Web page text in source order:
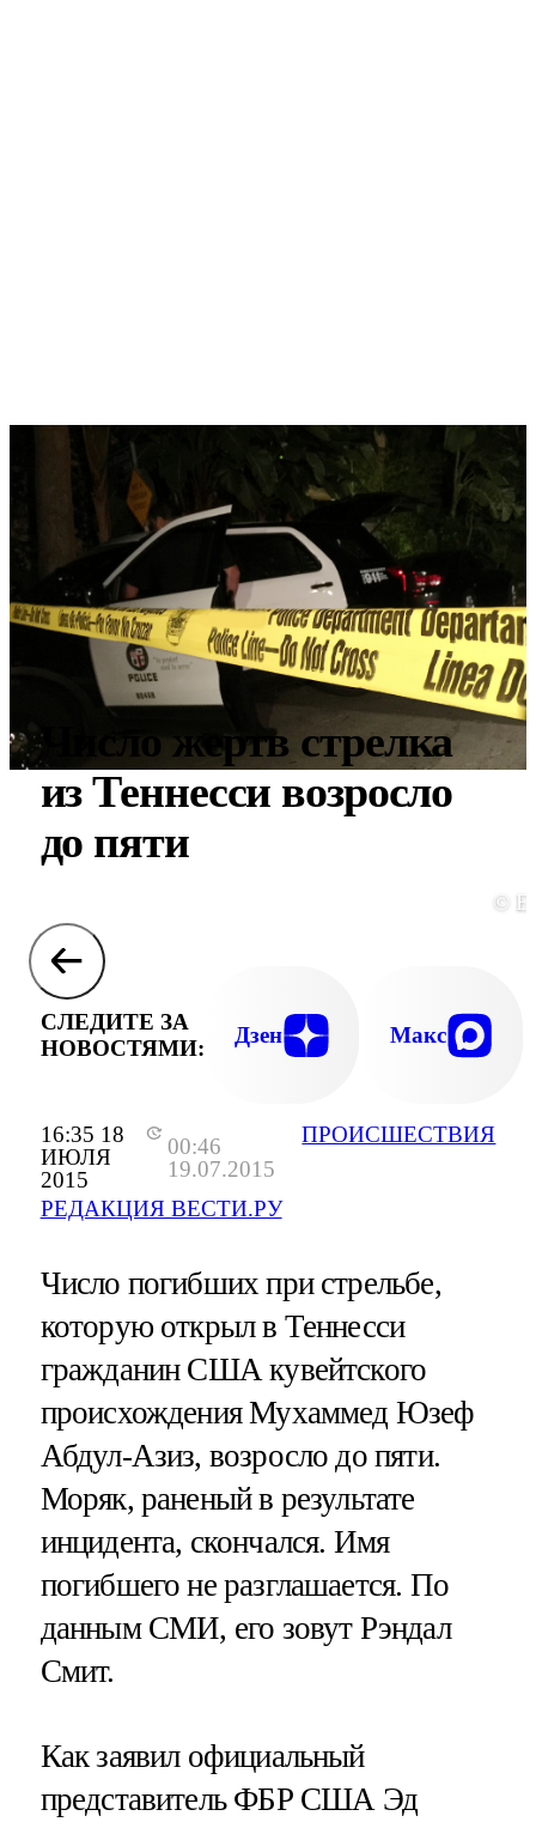
16:35 18
ИЮЛЯ
2015
00:46
19.07.2015
РЕДАКЦИЯ ВЕСТИ.РУ
ПРОИСШЕСТВИЯ
Число жертв стрелка
из Теннесси возросло
до пяти
©
СЛЕДИТЕ ЗА
НОВОСТЯМИ:
Дзен Макс
Число погибших при стрельбе,
которую открыл в Теннесси
гражданин США кувейтского
происхождения Мухаммед Юзеф
Абдул-Азиз, возросло до пяти.
Моряк, раненый в результате
инцидента, скончался. Имя
погибшего не разглашается. По
данным СМИ, его зовут Рэндал
Смит.
Как заявил официальный
представитель ФБР США Эд